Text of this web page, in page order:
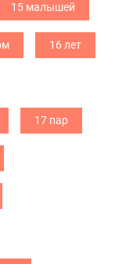
15 малышей
16 лет
17 пар